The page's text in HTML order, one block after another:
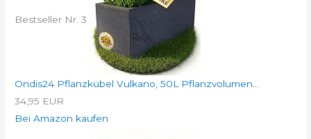
Bestseller Nr. 3
Ondis24 Pflanzkübel Vulkano, 50L Pflanzvolumen...
34,95 EUR
Bei Amazon kaufen